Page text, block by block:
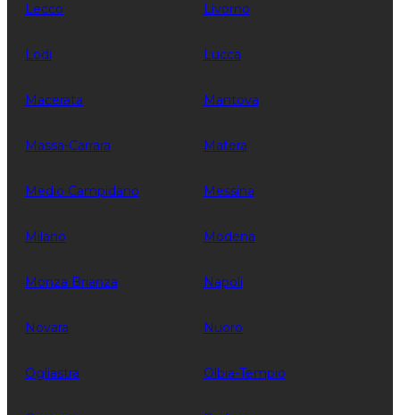
Lecco Livorno
Lodi Lucca
Macerata Mantova
Massa-Carrara Matera
Medio Campidano Messina
Milano Modena
Monza Brianza Napoli
Novara Nuoro
Ogliastra Olbia-Tempio